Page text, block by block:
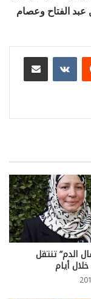
الفتاح وعصام
مشاركة عبر البريد
الدم” تنتقل
أيام